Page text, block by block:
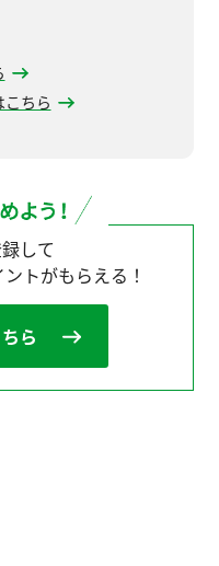
こちら
して
ントがもらえる！
ら